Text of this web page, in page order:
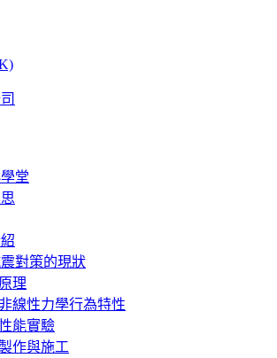
堂
對策的現狀
理
線性力學行為特性
能實驗
作與施工
抗震不能只是噱頭，也
因為家是最值得保護的
如耐震，抗震不如卸震
維護最安全的家
鋼甲RBone